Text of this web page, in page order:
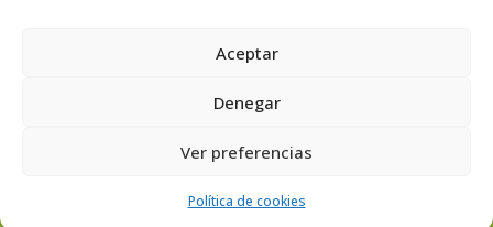
Aceptar
Denegar
Ver preferencias
Política de cookies
Política de Privacidad·Política de Cookies